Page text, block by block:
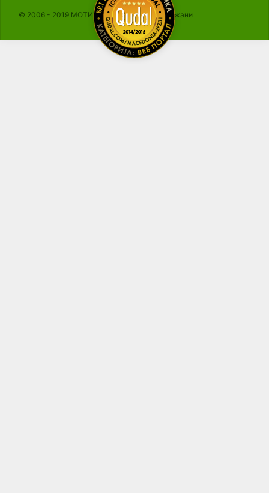
© 2006 - 2019 МОТИКА, Сите права се задржани